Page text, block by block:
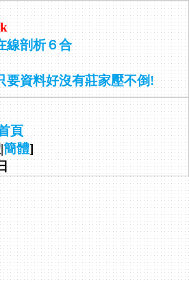
線剖析６合
資料好沒有莊家壓不倒!
頁
簡體]